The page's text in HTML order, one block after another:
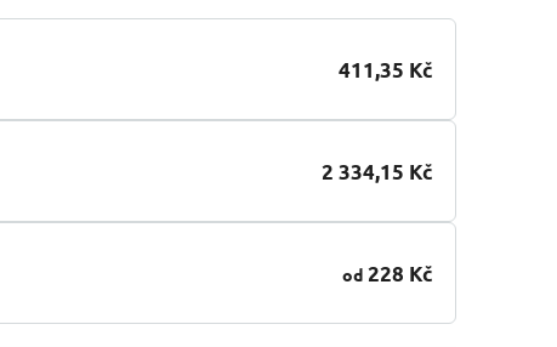
411,35 Kč
2 334,15 Kč
od 228 Kč